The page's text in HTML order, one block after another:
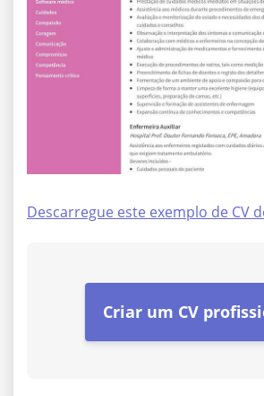
Descarregue este exemplo de CV
Criar um CV